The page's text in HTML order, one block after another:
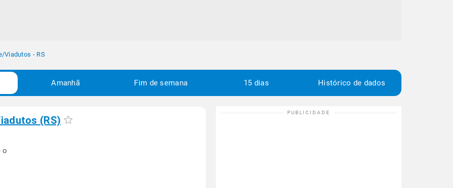
/Viadutos - RS
Amanhã Fim de semana 15 dias Histórico de dados
(RS)
o